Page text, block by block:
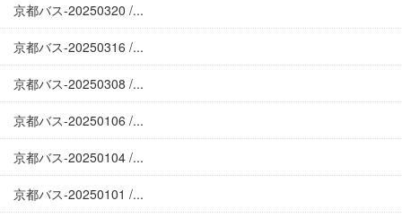
京都バス-20250320 /...
京都バス-20250316 /...
京都バス-20250308 /...
京都バス-20250106 /...
京都バス-20250104 /...
京都バス-20250101 /...